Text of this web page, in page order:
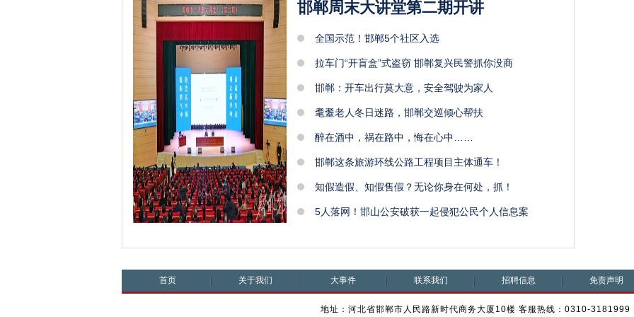
邯郸周末大讲堂第二期开讲
全国示范！邯郸5个社区入选
拉车门“开盲盒”式盗窃 邯郸复兴民警抓你没商
邯郸：开车出行莫大意，安全驾驶为家人
耄耋老人冬日迷路，邯郸交巡倾心帮扶
醉在酒中，祸在路中，悔在心中……
邯郸这条旅游环线公路工程项目主体通车！
知假造假、知假售假？无论你身在何处，抓！
5人落网！邯山公安破获一起侵犯公民个人信息案
首页 关于我们 大事件 联系我们 招聘信息 免责声明
地址：河北省邯郸市人民路新时代商务大厦10楼 客服热线：0310-3181999